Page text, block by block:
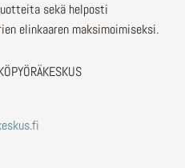
sekä helposti
elinkaaren maksimoimiseksi.